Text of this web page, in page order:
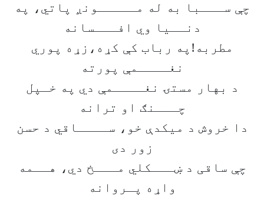
چې ســـبا به له مـــــونږ پاتي، په
دنــیا وي افـــسانه
مطربه!په رباب کې کړه،زړه پوري
نغــــمې پورته
د بهار مستۍ نغــــمې دي په خـپل
چـــنګ او ترانه
دا خروش د میکدې خو، ســــاقي د حسن
زور دی
چې ساقی د ښـــکلي مـــخ دي، هــمه
واړه پـروانه